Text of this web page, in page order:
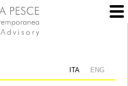
ITA ENG